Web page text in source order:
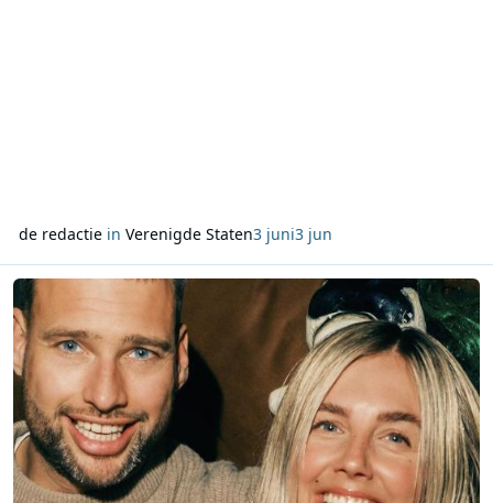
de redactiein Verenigde Staten3 juni3 jun
Lees meer over Barend & Benner volgen Oranje tijdens WK 2026